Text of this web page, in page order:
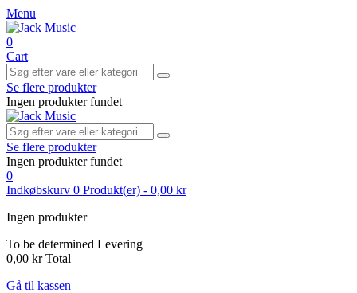
Menu
0
Cart
Se flere produkter
Ingen produkter fundet
Se flere produkter
Ingen produkter fundet
0
Indkøbskurv 0 Produkt(er) - 0,00 kr
Ingen produkter
To be determined Levering
0,00 kr Total
Gå til kassen